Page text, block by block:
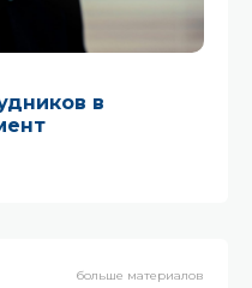
в
больше материалов